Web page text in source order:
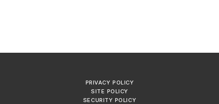
PRIVACY POLICY
SITE POLICY
SECURITY POLICY